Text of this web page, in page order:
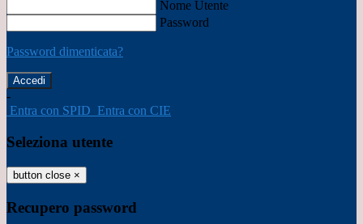
Nome Utente
Password
Password dimenticata?
-
Entra con SPID Entra con CIE
Seleziona utente
button close ×
Recupero password